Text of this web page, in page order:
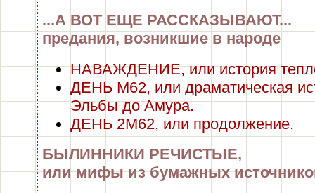
...А ВОТ ЕЩЕ РАССКАЗЫВАЮТ...
предания, возникшие в народе
НАВАЖДЕНИЕ, или история
ДЕНЬ М62, или драматическая
Эльбы до Амура.
ДЕНЬ 2М62, или продолжение.
БЫЛИННИКИ РЕЧИСТЫЕ,
или мифы из бумажных